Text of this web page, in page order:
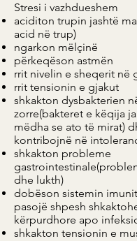
Stresi i vazhdueshem
aciditon trupin jashtë
acid në trup)
ngarkon mëlçinë
përkeqëson astmën
rrit nivelin e sheqerit në
rrit tensionin e gjakut
shkakton dysbakterien
zorre(bakteret e këqija
mëdha se ato të mirat)
kontribojnë në
shkakton probleme
dhe lukth)
dobëson sistemin
pasojë shpesh
kërpurdhore apo
shkakton tensionin e